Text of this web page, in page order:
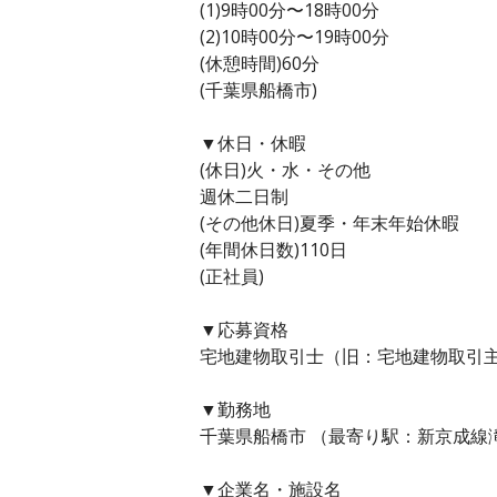
(1)9時00分〜18時00分
(2)10時00分〜19時00分
(休憩時間)60分
(千葉県船橋市)
▼休日・休暇
(休日)火・水・その他
週休二日制
(その他休日)夏季・年末年始休暇
(年間休日数)110日
(正社員)
▼応募資格
宅地建物取引士（旧：宅地建物取引
▼勤務地
千葉県船橋市 （最寄り駅：新京成線
▼企業名・施設名